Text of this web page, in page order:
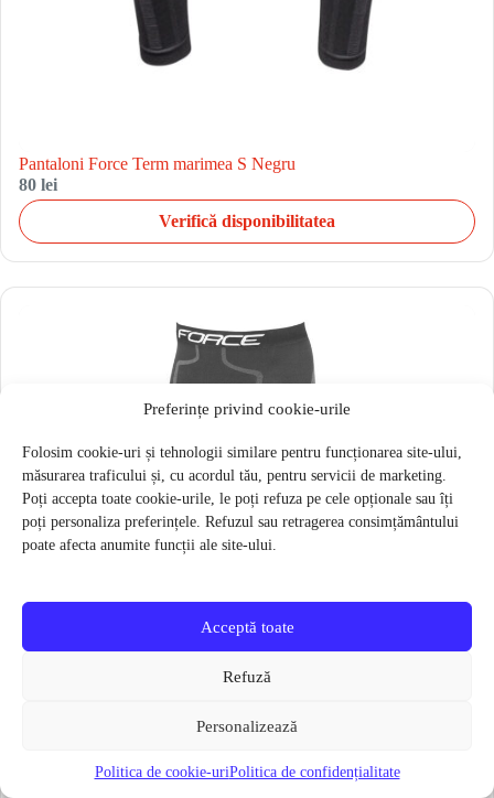
Preferințe privind cookie-urile
Folosim cookie-uri și tehnologii similare pentru funcționarea site-ului,
măsurarea traficului și, cu acordul tău, pentru servicii de marketing.
Poți accepta toate cookie-urile, le poți refuza pe cele opționale sau îți
poți personaliza preferințele. Refuzul sau retragerea consimțământului
poate afecta anumite funcții ale site-ului.
Acceptă toate
Refuză
Personalizează
Politica de cookie-uriPolitica de confidențialitate
Pantaloni Force Term marimea S Negru
80 lei
Verifică disponibilitatea
Pantaloni functionali Force Frost marime L-XL Negru